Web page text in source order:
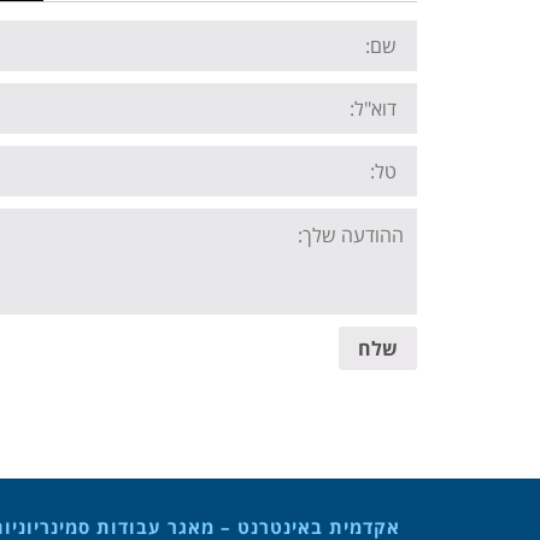
Name:
Email:
Tel:
Your
message:
שלח
אקדמית באינטרנט – מאגר עבודות